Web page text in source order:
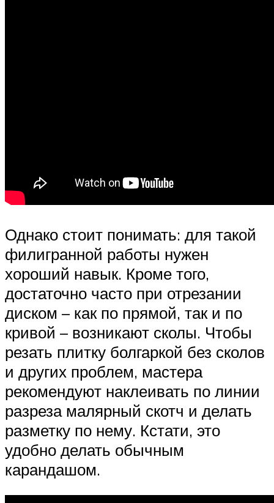
Однако стоит понимать: для такой
филигранной работы нужен
хороший навык. Кроме того,
достаточно часто при отрезании
диском – как по прямой, так и по
кривой – возникают сколы. Чтобы
резать плитку болгаркой без сколов
и других проблем, мастера
рекомендуют наклеивать по линии
разреза малярный скотч и делать
разметку по нему. Кстати, это
удобно делать обычным
карандашом.